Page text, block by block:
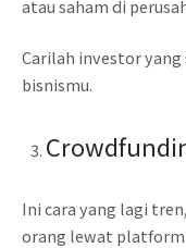
atau saham di
Carilah investor yang
bisnismu.
Ini cara yang lagi
orang lewat